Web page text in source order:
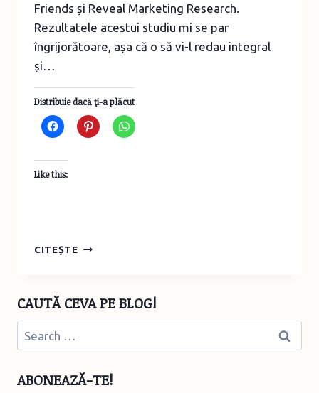
Friends și Reveal Marketing Research.
Rezultatele acestui studiu mi se par
îngrijorătoare, așa că o să vi-l redau integral
și…
Distribuie dacă ţi-a plăcut
Like this:
CITEȘTEINSTASORRY:
ȘI
ABUZUL
GEN
ȘI
CAUTĂ CEVA PE BLOG!
Search
for:
ABONEAZĂ-TE!